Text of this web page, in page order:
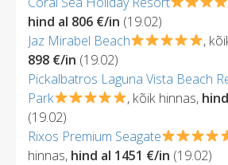
hind al 806 €/in (19.02)
Jaz Mirabel Beach
,
898 €/in (19.02)
Pickalbatros Laguna Vista Beach
Park
, kõik hinnas,
(19.02)
Rixos Premium Seagate
hinnas, hind al 1451 €/in (19.02)